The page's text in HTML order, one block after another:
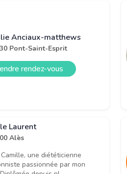
Anciaux-matthews
Pont-Saint-Esprit
rendez-vous
Laurent
Alès
Camille, une diététicienne
passionnée par mon